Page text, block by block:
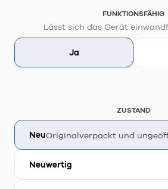
FUNKTIONSFÄHIG
Lässt sich das Gerät
Ja
ZUSTAND
NeuOriginalverpackt und
Neuwertig